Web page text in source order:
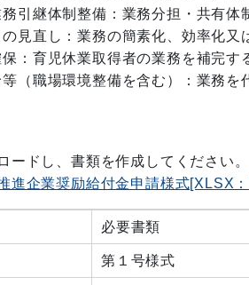
継体制整備：業務分担・共有体
直し：業務の簡素化、効率化又
育児休業取得者の業務を補完す
職場環境整備を含む）：業務を
ドし、書類を作成してください。
進企業奨励給付金申請様式[XLSX
必要書類
第１号様式